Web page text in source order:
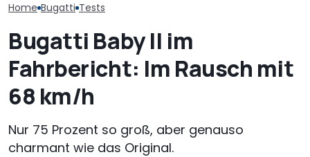
Home Bugatti Tests
Bugatti Baby II im
Fahrbericht: Im Rausch mit
68 km/h
Nur 75 Prozent so groß, aber genauso
charmant wie das Original.